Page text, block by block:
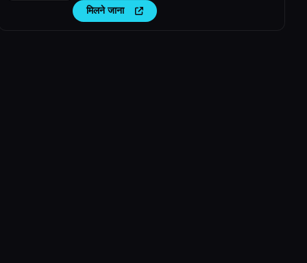
अक्सर पूछे जाने वाले प्रश्न बनाएं।
मिलने जाना